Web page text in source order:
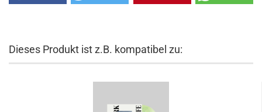
Dieses Produkt ist z.B. kompatibel zu: